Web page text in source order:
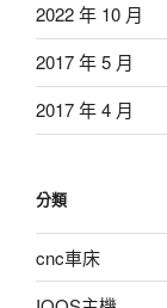
2022 年 10 月
2017 年 5 月
2017 年 4 月
分類
cnc車床